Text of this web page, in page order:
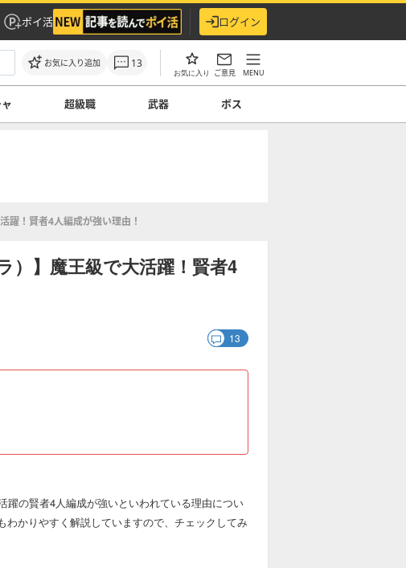
ポイ活 ログイン
お気に入り追加 13
お気に入り ご意見 MENU
超級職 武器 ボス
躍！賢者4人編成が強い理由！
）】魔王級で大活躍！賢者4
13
躍の賢者4人編成が強いといわれている理由につい
かりやすく解説していますので、チェックしてみ